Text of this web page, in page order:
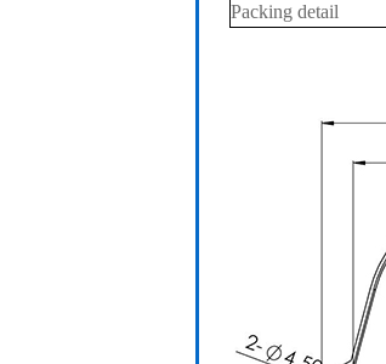
Packing detail